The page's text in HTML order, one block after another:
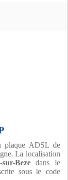
plaque ADSL de
La localisation
Bezedans le
sous le code